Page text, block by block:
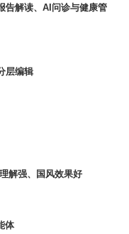
告解读、AI问诊与健康管
层编辑
解强、国风效果好
体